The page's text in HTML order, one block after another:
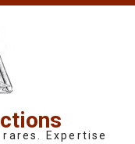
Expertise